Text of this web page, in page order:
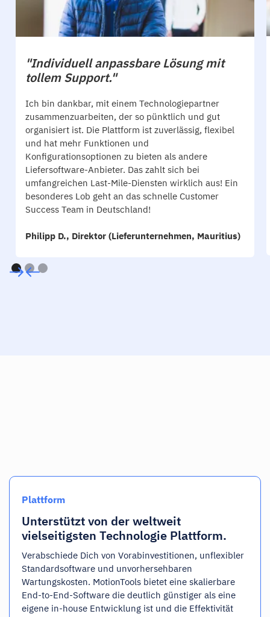
"Individuell anpassbare Lösung mit
tollem Support."
Ich bin dankbar, mit einem Technologiepartner
zusammenzuarbeiten, der so pünktlich und gut
organisiert ist. Die Plattform ist zuverlässig, flexibel
und hat mehr Funktionen und
Konfigurationsoptionen zu bieten als andere
Liefersoftware-Anbieter. Das zahlt sich bei
umfangreichen Last-Mile-Diensten wirklich aus! Ein
besonderes Lob geht an das schnelle Customer
Success Team in Deutschland!
Philipp D., Direktor (Lieferunternehmen, Mauritius)
Plattform
Unterstützt von der weltweit
vielseitigsten Technologie Plattform.
Verabschiede Dich von Vorabinvestitionen, unflexibler
Standardsoftware und unvorhersehbaren
Wartungskosten. MotionTools bietet eine skalierbare
End-to-End-Software die deutlich günstiger als eine
eigene in-house Entwicklung ist und die Effektivität